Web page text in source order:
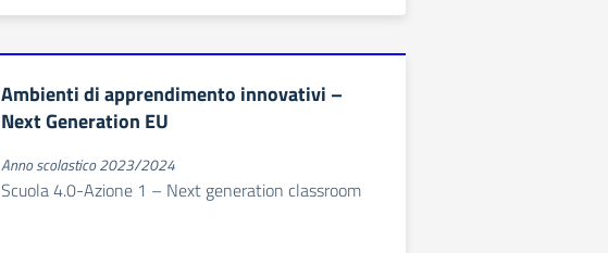
Ambienti di apprendimento innovativi –
Next Generation EU
Anno scolastico 2023/2024
Scuola 4.0-Azione 1 – Next generation classroom